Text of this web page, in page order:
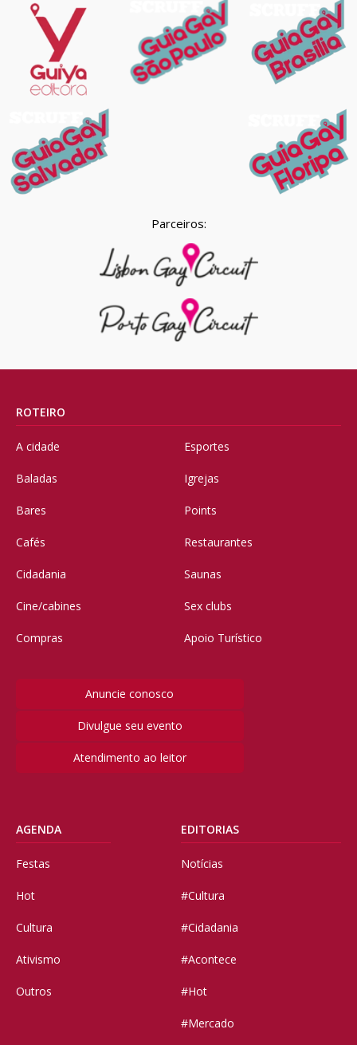
Parceiros:
ROTEIRO
A cidade
Baladas
Bares
Cafés
Cidadania
Cine/cabines
Compras
Esportes
Igrejas
Points
Restaurantes
Saunas
Sex clubs
Apoio Turístico
Anuncie conosco
Divulgue seu evento
Atendimento ao leitor
AGENDA
Festas
Hot
Cultura
Ativismo
Outros
EDITORIAS
Notícias
#Cultura
#Cidadania
#Acontece
#Hot
#Mercado